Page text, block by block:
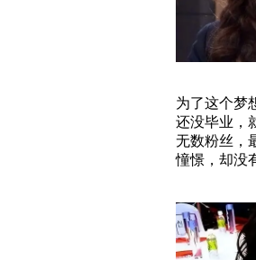
为了这个梦
还没毕业，
无数粉丝，
憧憬，却没